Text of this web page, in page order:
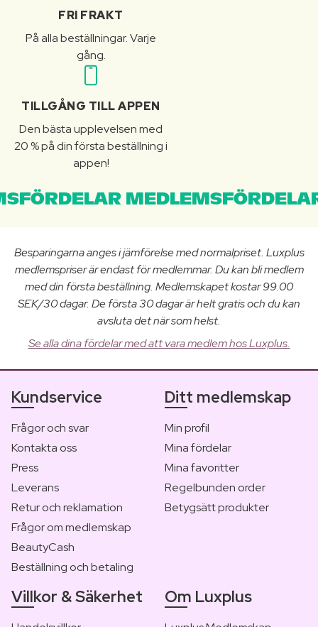
FRI FRAKT
På alla beställningar. Varje
gång.
TILLGÅNG TILL APPEN
Den bästa upplevelsen med
20 % på din första beställning i
appen!
Besparingarna anges i jämförelse med normalpriset. Luxplus
medlemspriser är endast för medlemmar. Du kan bli medlem
med din första beställning. Medlemskapet kostar 99.00
SEK/30 dagar. De första 30 dagar är helt gratis och du kan
avsluta det när som helst.
Se alla dina fördelar med att vara medlem hos Luxplus.
Kundservice
Frågor och svar
Kontakta oss
Press
Leverans
Retur och reklamation
Frågor om medlemskap
BeautyCash
Beställning och betaling
Ditt medlemskap
Min profil
Mina fördelar
Mina favoritter
Regelbunden order
Betygsätt produkter
Villkor & Säkerhet Om Luxplus